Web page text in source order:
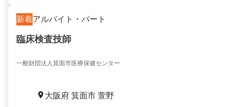
新着アルバイト・パート
臨床検査技師
一般財団法人箕面市医療保健センター
大阪府 箕面市 萱野